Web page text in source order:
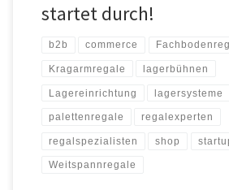
startet durch!
b2b commerce
Kragarmregale lagerbühnen
Lagereinrichtung lagersysteme
palettenregale regalexperten
regalspezialisten shop
Weitspannregale